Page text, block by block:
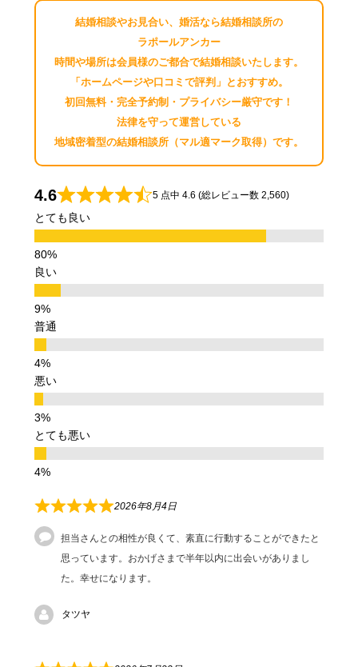
結婚相談やお見合い、婚活なら結婚相談所の
ラポールアンカー
時間や場所は会員様のご都合で結婚相談いたします。
「ホームページや口コミで評判」とおすすめ。
初回無料・完全予約制・プライバシー厳守です！
法律を守って運営している
地域密着型の結婚相談所（マル適マーク取得）です。
4.6 5 点中 4.6 (総レビュー数 2,560)
とても良い
良い
普通
悪い
とても悪い
2026年8月4日
担当さんとの相性が良くて、素直に行動することができたと
思っています。おかげさまで半年以内に出会いがありまし
た。幸せになります。
タツヤ